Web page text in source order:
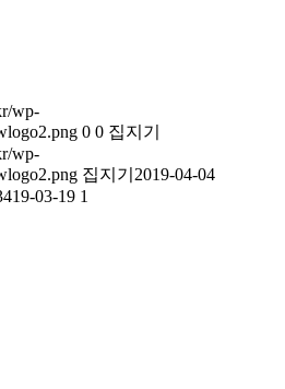
wp-
0 0 집지기
wp-
집지기 2019-04-04
19-03-19 1